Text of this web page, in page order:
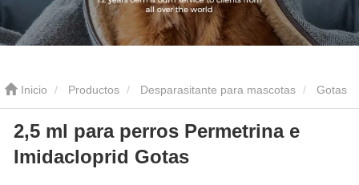
Inicio Productos Desparasitante para mascotas Gotas
antiparasitarias para mascotas
permetrina e imidacloprid
2,5 ml para perros Permetrina e
Imidacloprid Gotas